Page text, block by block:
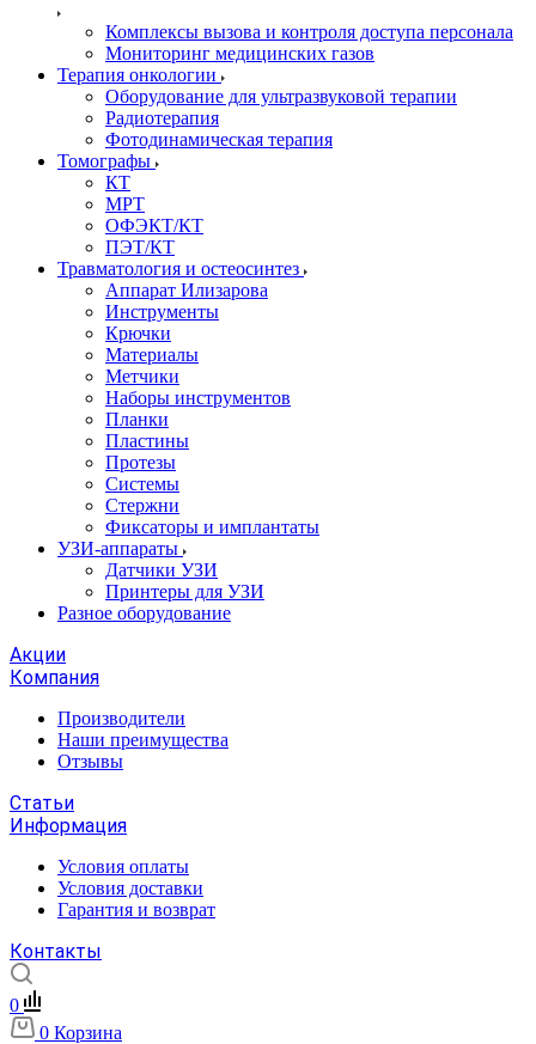
Комплексы вызова и контроля доступа персонала
Мониторинг медицинских газов
Терапия онкологии
Оборудование для ультразвуковой терапии
Радиотерапия
Фотодинамическая терапия
Томографы
КТ
МРТ
ОФЭКТ/КТ
ПЭТ/КТ
Травматология и остеосинтез
Аппарат Илизарова
Инструменты
Крючки
Материалы
Метчики
Наборы инструментов
Планки
Пластины
Протезы
Системы
Стержни
Фиксаторы и имплантаты
УЗИ-аппараты
Датчики УЗИ
Принтеры для УЗИ
Разное оборудование
Акции
Компания
Производители
Наши преимущества
Отзывы
Статьи
Информация
Условия оплаты
Условия доставки
Гарантия и возврат
Контакты
0
0 Корзина